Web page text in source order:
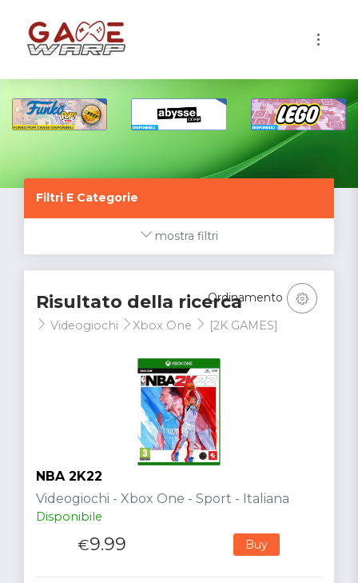
Filtri E Categorie
mostra filtri
Risultato della ricerca
Videogiochi Xbox One [2K GAMES]
Ordinamento
NBA 2K22
Videogiochi - Xbox One - Sport - Italiana
Disponibile
€9.99 Buy